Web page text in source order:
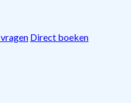
Direct boeken